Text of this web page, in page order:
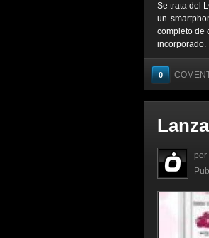
Se trata del
un
completo de
incorporado.
0
por